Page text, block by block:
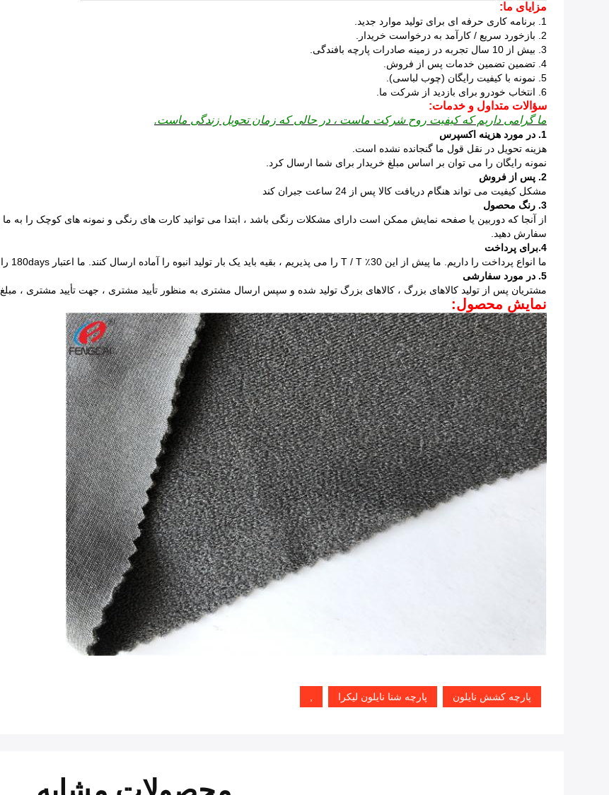
مزایای ما:
1. برنامه کاری حرفه ای برای تولید موارد جدید.
2. بازخورد سریع / کارآمد به درخواست خریدار.
3. بیش از 10 سال تجربه در زمینه صادرات پارچه بافندگی.
4. تضمین تضمین خدمات پس از فروش.
5. نمونه با کیفیت رایگان (چوب لباسی).
6. انتخاب خودرو برای بازدید از شرکت ما.
سؤالات متداول و خدمات:
ما گرامی داریم که کیفیت روح شرکت ماست ، در حالی که زمان تحویل زندگی ماست.
1. در مورد هزینه اکسپرس
هزینه تحویل در نقل قول ما گنجانده نشده است.
نمونه رایگان را می توان بر اساس مبلغ خریدار برای شما ارسال کرد.
2. پس از فروش
مشکل کیفیت می تواند هنگام دریافت کالا پس از 24 ساعت جبران کند
3. رنگ محصول
از آنجا که دوربین یا صفحه نمایش ممکن است دارای مشکلات رنگی باشد ، ابتدا می توانید کارت های رنگی و نمونه های کوچک را به ما
سفارش دهید.
4.برای پرداخت
ما انواع پرداخت را داریم. ما پیش از این 30٪ T / T را می پذیریم ،
بقیه باید یک بار تولید انبوه را آماده ارسال کنند.
ما اعتبار 180days را می پذیریم.
5. در مورد سفارشی
مشتریان پس از تولید کالاهای بزرگ ، کالاهای بزرگ تولید شده و سپس ارسال مشتری به منظور تأیید مشتری ، جهت تأیید مشتری ، مبلغ 30٪ واریز را
نمایش محصول:
پارچه کشش نایلون پارچه شنا نایلون لیکرا